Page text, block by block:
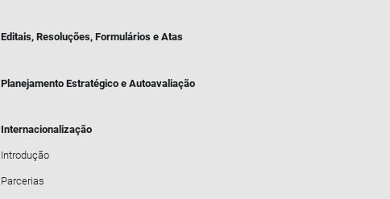
Editais, Resoluções, Formulários e Atas
Planejamento Estratégico e Autoavaliação
Internacionalização
Introdução
Parcerias